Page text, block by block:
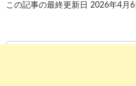
この記事の最終更新日 2026年4月